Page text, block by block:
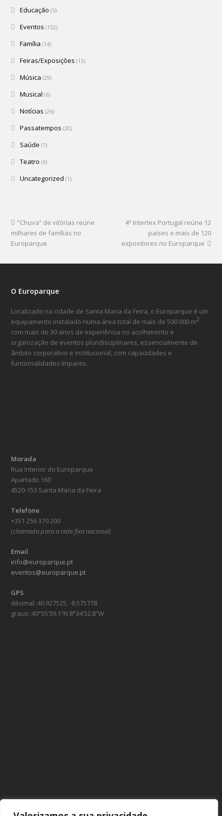
Educação (5)
Eventos (152)
Família (14)
Feiras/Exposições (13)
Música (29)
Musical (6)
Notícias (26)
Passatempos (20)
Saúde (7)
Teatro (6)
Uncategorized (1)
“Chuva” de vitórias reúne
milhares de famílias no
Europarque
4ª Intertex Portugal reúne 12
países e mais de 120
expositores no Europarque
O Europarque
Localizado na cidade de Santa Maria da Feira, o Europarque é um
equipamento instalado numa área total de mais de 500 000 m2
com mais de 30 anos de experiência no acolhimento e
organização de eventos pluridisciplinares, essencialmente de
âmbito corporativo e institucional, com capacidades e
funcionalidades ímpares.
Morada
Rua Interior do Europarque
Apartado 160
4520-153 Santa Maria da Feira
Telefone
+351 256 370 200
(chamada para a rede fixa nacional)
Email
info@europarque.pt
eventos@europarque.pt
GPS
décimal: 40.927525, -8.575778
graus: 40°55’39.1″N 8°34’32.8″W